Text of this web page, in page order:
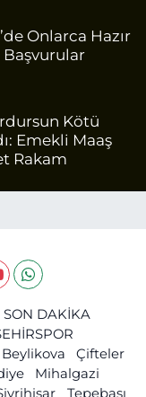
Onlarca Hazır
Başvurular
Kötü
Emekli Maaş
Rakam
SON DAKİKA
Beylikova
Çifteler
Mihalgazi
Tepebaşı